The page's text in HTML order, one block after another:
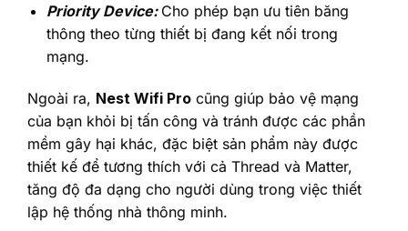
Priority Device: Cho phép bạn ưu tiên băng
thông theo từng thiết bị đang kết nối trong
mạng.
Ngoài ra, Nest Wifi Pro cũng giúp bảo vệ mạng
của bạn khỏi bị tấn công và tránh được các phần
mềm gây hại khác, đặc biệt sản phẩm này được
thiết kế để tương thích với cả Thread và Matter,
tăng độ đa dạng cho người dùng trong việc thiết
lập hệ thống nhà thông minh.